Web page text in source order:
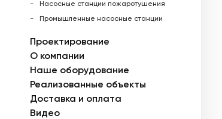
Насосные станции пожаротушения
Промышленные насосные станции
Проектирование
О компании
Наше оборудование
Реализованные объекты
Доставка и оплата
Видео